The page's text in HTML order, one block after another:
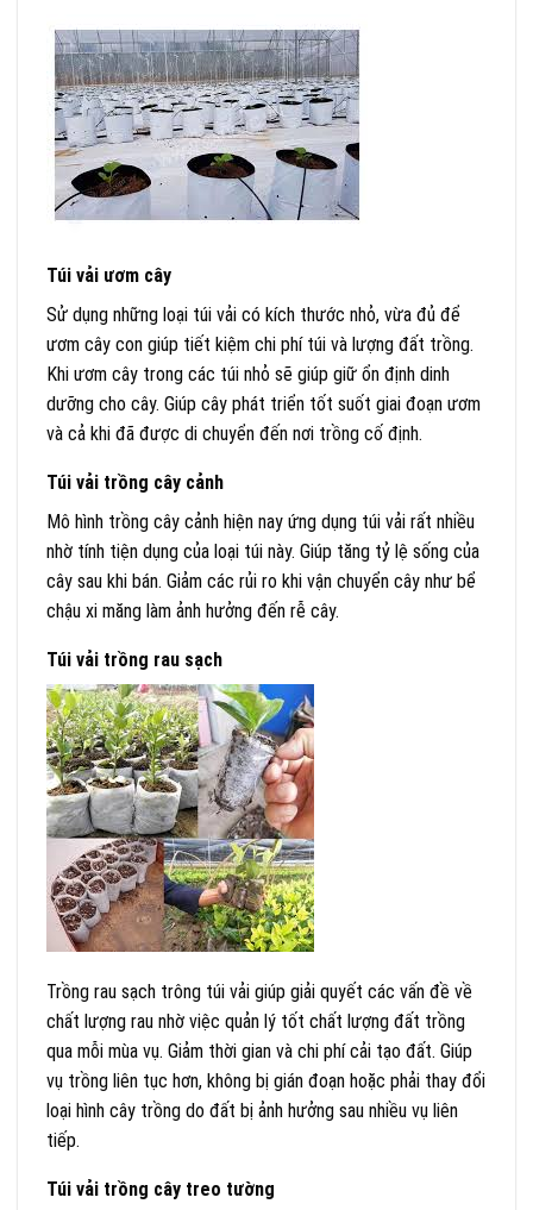
Túi vải ươm cây
Sử dụng những loại túi vải có kích thước nhỏ, vừa đủ để
ươm cây con giúp tiết kiệm chi phí túi và lượng đất trồng.
Khi ươm cây trong các túi nhỏ sẽ giúp giữ ổn định dinh
dưỡng cho cây. Giúp cây phát triển tốt suốt giai đoạn ươm
và cả khi đã được di chuyển đến nơi trồng cố định.
Túi vải trồng cây cảnh
Mô hình trồng cây cảnh hiện nay ứng dụng túi vải rất nhiều
nhờ tính tiện dụng của loại túi này. Giúp tăng tỷ lệ sống của
cây sau khi bán. Giảm các rủi ro khi vận chuyển cây như bể
chậu xi măng làm ảnh hưởng đến rễ cây.
Túi vải trồng rau sạch
Trồng rau sạch trông túi vải giúp giải quyết các vấn đề về
chất lượng rau nhờ việc quản lý tốt chất lượng đất trồng
qua mỗi mùa vụ. Giảm thời gian và chi phí cải tạo đất. Giúp
vụ trồng liên tục hơn, không bị gián đoạn hoặc phải thay đổi
loại hình cây trồng do đất bị ảnh hưởng sau nhiều vụ liên
tiếp.
Túi vải trồng cây treo tường